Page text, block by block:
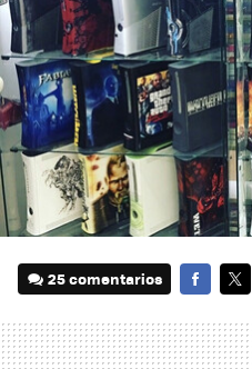
25 comentarios